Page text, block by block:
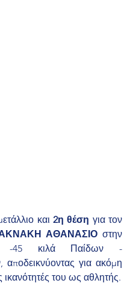
και 2η θέση για τον
ΑΘΑΝΑΣΙΟ στην
-45 κιλά Παίδων -
αποδεικνύοντας για ακόμη
ικανότητές του ως αθλητής.